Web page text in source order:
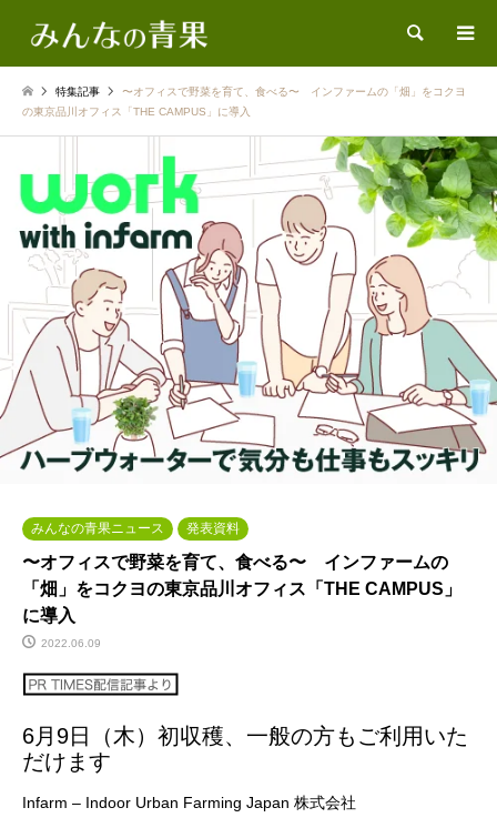
検索
特集記事
〜オフィスで野菜を育て、食べる〜 インファームの「畑」をコクヨ
の東京品川オフィス「THE CAMPUS」に導入
みんなの青果ニュース 発表資料
〜オフィスで野菜を育て、食べる〜 インファームの
「畑」をコクヨの東京品川オフィス「THE CAMPUS」
に導入
2022.06.09
6月9日（木）初収穫、一般の方もご利用いた
だけます
Infarm – Indoor Urban Farming Japan 株式会社